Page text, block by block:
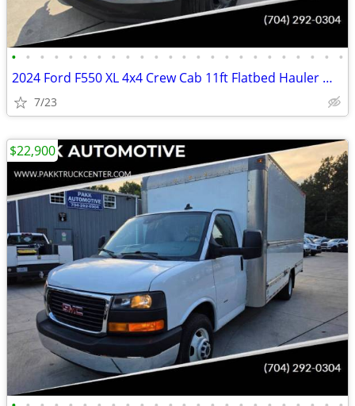
• • • • • • • • • • • • • • • • • • • • • • • •
2024 Ford F550 XL 4x4 Crew Cab 11ft Flatbed Hauler Work Bed Farm Truck
7/23
$22,900